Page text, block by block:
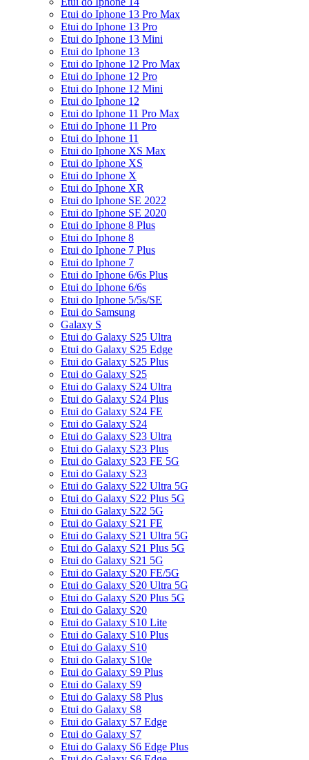
Etui do Iphone 13 Pro Max
Etui do Iphone 13 Pro
Etui do Iphone 13 Mini
Etui do Iphone 13
Etui do Iphone 12 Pro Max
Etui do Iphone 12 Pro
Etui do Iphone 12 Mini
Etui do Iphone 12
Etui do Iphone 11 Pro Max
Etui do Iphone 11 Pro
Etui do Iphone 11
Etui do Iphone XS Max
Etui do Iphone XS
Etui do Iphone X
Etui do Iphone XR
Etui do Iphone SE 2022
Etui do Iphone SE 2020
Etui do Iphone 8 Plus
Etui do Iphone 8
Etui do Iphone 7 Plus
Etui do Iphone 7
Etui do Iphone 6/6s Plus
Etui do Iphone 6/6s
Etui do Iphone 5/5s/SE
Etui do Samsung
Galaxy S
Etui do Galaxy S25 Ultra
Etui do Galaxy S25 Edge
Etui do Galaxy S25 Plus
Etui do Galaxy S25
Etui do Galaxy S24 Ultra
Etui do Galaxy S24 Plus
Etui do Galaxy S24 FE
Etui do Galaxy S24
Etui do Galaxy S23 Ultra
Etui do Galaxy S23 Plus
Etui do Galaxy S23 FE 5G
Etui do Galaxy S23
Etui do Galaxy S22 Ultra 5G
Etui do Galaxy S22 Plus 5G
Etui do Galaxy S22 5G
Etui do Galaxy S21 FE
Etui do Galaxy S21 Ultra 5G
Etui do Galaxy S21 Plus 5G
Etui do Galaxy S21 5G
Etui do Galaxy S20 FE/5G
Etui do Galaxy S20 Ultra 5G
Etui do Galaxy S20 Plus 5G
Etui do Galaxy S20
Etui do Galaxy S10 Lite
Etui do Galaxy S10 Plus
Etui do Galaxy S10
Etui do Galaxy S10e
Etui do Galaxy S9 Plus
Etui do Galaxy S9
Etui do Galaxy S8 Plus
Etui do Galaxy S8
Etui do Galaxy S7 Edge
Etui do Galaxy S7
Etui do Galaxy S6 Edge Plus